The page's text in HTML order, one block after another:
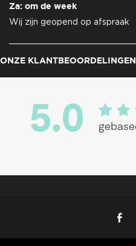
Za: om de week
Wij zijn geopend op afspraak
ONZE KLANTBEOORDELINGEN